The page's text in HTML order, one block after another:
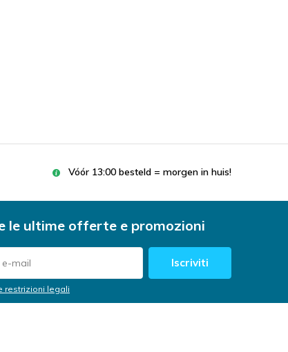
Vóór 13:00 besteld = morgen in huis!
le ultime offerte e promozioni
Iscriviti
restrizioni legali